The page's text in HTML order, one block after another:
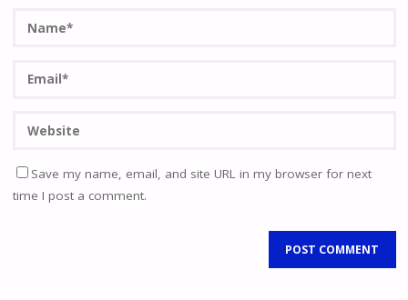
Save my name, email, and site URL in my browser for next
time I post a comment.